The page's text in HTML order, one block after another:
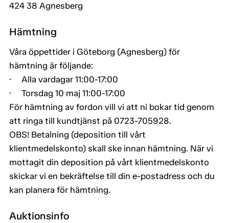
424 38 Agnesberg
Hämtning
Våra öppettider i Göteborg (Agnesberg) för
hämtning är följande:
· Alla vardagar 11:00-17:00
· Torsdag 10 maj 11:00-17:00
För hämtning av fordon vill vi att ni bokar tid genom
att ringa till kundtjänst på 0723-705928.
OBS! Betalning (deposition till vårt
klientmedelskonto) skall ske innan hämtning. När vi
mottagit din deposition på vårt klientmedelskonto
skickar vi en bekräftelse till din e-postadress och du
kan planera för hämtning.
Auktionsinfo